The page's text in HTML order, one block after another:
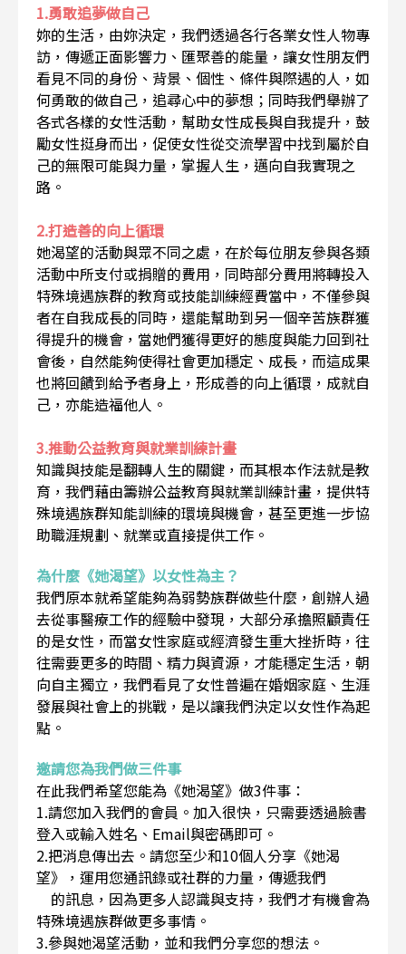
1.勇敢追夢做自己
妳的生活，由妳決定，我們透過各行各業女性人物專
訪，傳遞正面影響力、匯聚善的能量，讓女性朋友們
看見不同的身份、背景、個性、條件與際遇的人，如
何勇敢的做自己，追尋心中的夢想；同時我們舉辦了
各式各樣的女性活動，幫助女性成長與自我提升，鼓
勵女性挺身而出，促使女性從交流學習中找到屬於自
己的無限可能與力量，掌握人生，邁向自我實現之
路。
2.打造善的向上循環
她渴望的活動與眾不同之處，在於每位朋友參與各類
活動中所支付或捐贈的費用，同時部分費用將轉投入
特殊境遇族群的教育或技能訓練經費當中，不僅參與
者在自我成長的同時，還能幫助到另一個辛苦族群獲
得提升的機會，當她們獲得更好的態度與能力回到社
會後，自然能夠使得社會更加穩定、成長，而這成果
也將回饋到給予者身上，形成善的向上循環，成就自
己，亦能造福他人。
3.推動公益教育與就業訓練計畫
知識與技能是翻轉人生的關鍵，而其根本作法就是教
育，我們藉由籌辦公益教育與就業訓練計畫，提供特
殊境遇族群知能訓練的環境與機會，甚至更進一步協
助職涯規劃、就業或直接提供工作。
為什麼《她渴望》以女性為主？
我們原本就希望能夠為弱勢族群做些什麼，創辦人過
去從事醫療工作的經驗中發現，大部分承擔照顧責任
的是女性，而當女性家庭或經濟發生重大挫折時，往
往需要更多的時間、精力與資源，才能穩定生活，朝
向自主獨立，我們看見了女性普遍在婚姻家庭、生涯
發展與社會上的挑戰，是以讓我們決定以女性作為起
點。
邀請您為我們做三件事
在此我們希望您能為《她渴望》做3件事：
1.請您加入我們的會員。加入很快，只需要透過臉書
登入或輸入姓名、Email與密碼即可。
2.把消息傳出去。請您至少和10個人分享《她渴
望》，運用您通訊錄或社群的力量，傳遞我們
的訊息，因為更多人認識與支持，我們才有機會為
特殊境遇族群做更多事情。
3.參與她渴望活動，並和我們分享您的想法。